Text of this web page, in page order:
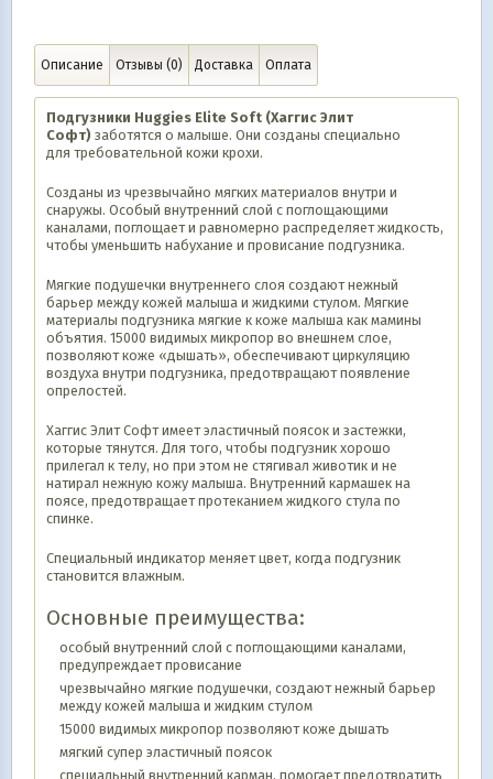
Описание Отзывы (0) Доставка Оплата
Подгузники Huggies Elite Soft (Хаггис Элит
Софт) заботятся о малыше. Они созданы специально
для требовательной кожи крохи.
Созданы из чрезвычайно мягких материалов внутри и
снаружы. Особый внутренний слой с поглощающими
каналами, поглощает и равномерно распределяет жидкость,
чтобы уменьшить набухание и провисание подгузника.
Мягкие подушечки внутреннего слоя создают нежный
барьер между кожей малыша и жидкими стулом. Мягкие
материалы подгузника мягкие к коже малыша как мамины
объятия. 15000 видимых микропор во внешнем слое,
позволяют коже «дышать», обеспечивают циркуляцию
воздуха внутри подгузника, предотвращают появление
опрелостей.
Хаггис Элит Софт имеет эластичный поясок и застежки,
которые тянутся. Для того, чтобы подгузник хорошо
прилегал к телу, но при этом не стягивал животик и не
натирал нежную кожу малыша. Внутренний кармашек на
поясе, предотвращает протеканием жидкого стула по
спинке.
Специальный индикатор меняет цвет, когда подгузник
становится влажным.
Основные преимущества:
особый внутренний слой с поглощающими каналами,
предупреждает провисание
чрезвычайно мягкие подушечки, создают нежный барьер
между кожей малыша и жидким стулом
15000 видимых микропор позволяют коже дышать
мягкий супер эластичный поясок
специальный внутренний карман, помогает предотвратить